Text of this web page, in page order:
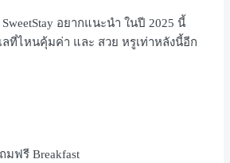
อยากแนะนำ ในปี 2025 นี้
ที่ไหนคุ้มค่า และ สวย หรูเท่าหลังนี้อีก
มฟรี Breakfast